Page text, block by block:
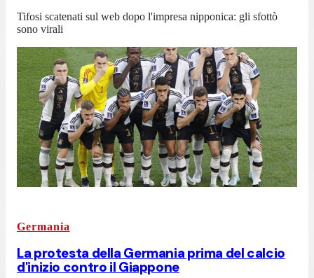
Tifosi scatenati sul web dopo l'impresa nipponica: gli sfottò
sono virali
Germania
La protesta della Germania prima del calcio
d'inizio contro il Giappone